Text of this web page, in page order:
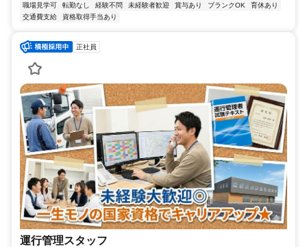
職場見学可
転勤なし 経験不問 未経験者歓迎 賞与あり ブランクOK
育休あり
交通費支給
資格取得手当あり
正社員
運行管理スタッフ